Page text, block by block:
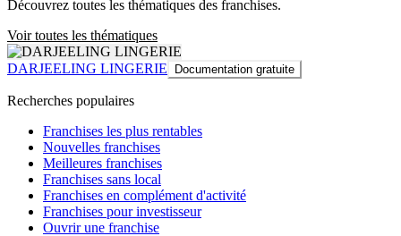
Découvrez toutes les thématiques des franchises.
Voir toutes les thématiques
DARJEELING LINGERIE Documentation gratuite
Recherches populaires
Franchises les plus rentables
Nouvelles franchises
Meilleures franchises
Franchises sans local
Franchises en complément d'activité
Franchises pour investisseur
Ouvrir une franchise